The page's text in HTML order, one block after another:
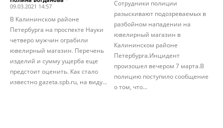
09.03.2021 14:57
В Калининском районе
Петербурга на проспекте Науки
четверо мужчин ограбили
ювелирный магазин. Перечень
изделий и сумму ущерба еще
предстоит оценить. Как стало
известно gazeta.spb.ru, на виду...
Сотрудники полиции
разыскивают подозреваемых в
разбойном нападении на
ювелирный магазин в
Калининском районе
Петербурга.Инцидент
произошел вечером 7 марта.В
полицию поступило сообщение
о том, что...